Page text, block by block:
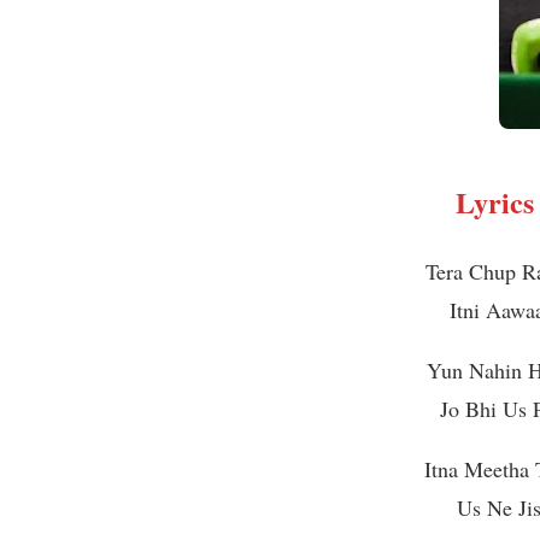
Tera Chup
Itni
Yun Nahin
Jo Bhi Us
Itna Meetha
Us Ne